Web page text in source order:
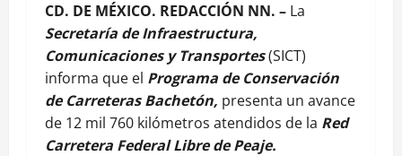
CD. DE MÉXICO. REDACCIÓN NN. – La
Secretaría de Infraestructura,
Comunicaciones y Transportes(SICT)
informa que el Programa de Conservación
de Carreteras Bachetón, presenta un avance
de 12 mil 760 kilómetros atendidos de la Red
Carretera Federal Libre de Peaje.